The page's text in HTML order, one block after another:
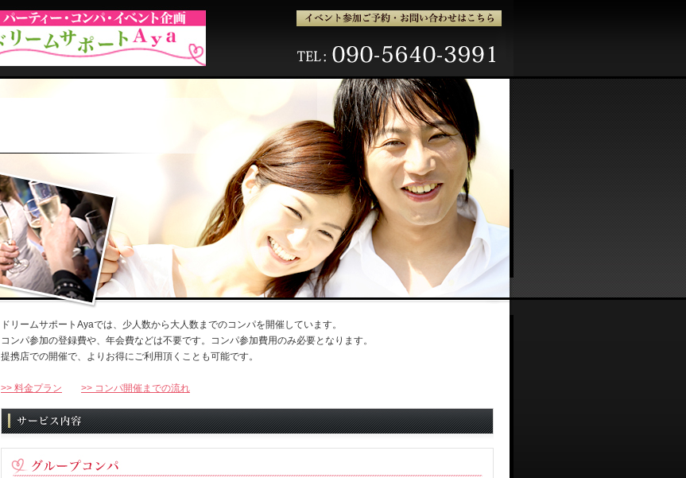
ドリームサポートAyaでは、少人数から大人数までのコンパを開催しています。
コンパ参加の登録費や、年会費などは不要です。コンパ参加費用のみ必要となります。
提携店での開催で、よりお得にご利用頂くことも可能です。
>> 料金プラン >> コンパ開催までの流れ